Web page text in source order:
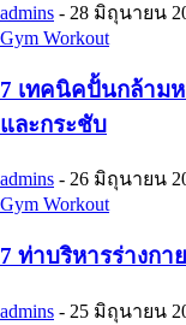
admins - 28 มิถุนายน
Gym Workout
7 เทคนิคปั้นกล้าม
และกระชับ
admins - 26 มิถุนายน
Gym Workout
7 ท่าบริหารร่างก
admins - 25 มิถุนายน